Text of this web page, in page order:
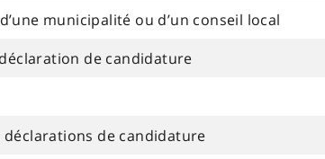
municipalité ou d’un conseil local
de candidature
déclarations de candidature